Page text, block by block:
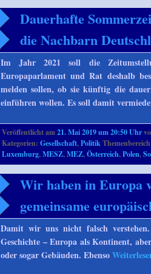
Dauerhafte
die Nachbarn
Im Jahr 2021 soll die
Europaparlament und Rat deshalb
melden sollen, ob sie künftig die
einführen wollen. Es soll damit
Veröffentlicht am21. Mai 2019 um 20:50 Uhr
Kategorien:Gesellschaft,Politik
Luxemburg,MESZ,MEZ,Österreich,Polen,
Wir haben in Europa
gemeinsame
Damit wir uns nicht falsch
Geschichte – Europa als Kontinent,
oder sogar Gebäuden. Ebenso